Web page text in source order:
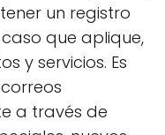
un registro
que aplique,
y servicios. Es
a través de